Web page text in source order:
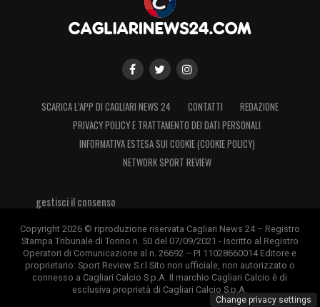
SCARICA L’APP DI CAGLIARI NEWS 24 CONTATTI
REDAZIONE
PRIVACY POLICY E TRATTAMENTO DEI DATI PERSONALI
INFORMATIVA ESTESA SUI COOKIE (COOKIE POLICY)
NETWORK SPORT REVIEW
gestisci il consenso
Copyright 2026 © riproduzione riservata Cagliari News 24 – Registro
Stampa Tribunale di Torino n. 50 del 07/09/2021 - Iscritto al Registro
Operatori di Comunicazione al n. 26692 – PI 11028660014 Editore e
proprietario: Sport Review S.r.l Sito non ufficiale, non autorizzato o
connesso a Cagliari Calcio S.p.A. Il marchio Cagliari Calcio è di
esclusiva proprietà di Cagliari Calcio S.p.A.
Change privacy settings